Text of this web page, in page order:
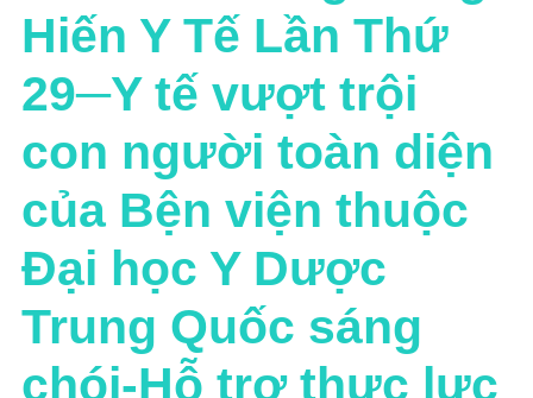
Hiến Y Tế Lần Thứ
29─Y tế vượt trội
con người toàn diện
của Bện viện thuộc
Đại học Y Dược
Trung Quốc sáng
chói-Hỗ trợ thực lực